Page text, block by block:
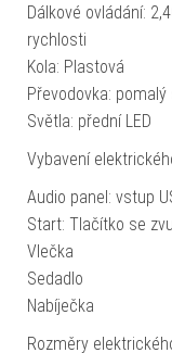
Dálkové ovládání:
rychlosti
Kola: Plastová
Převodovka:
Světla: přední LED
Vybavení
Audio panel: vstup
Start: Tlačítko se
Vlečka
Sedadlo
Nabíječka
Rozměry